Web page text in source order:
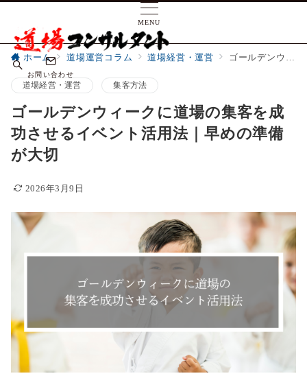
MENU
お問い合わせ
ホーム 道場運営コラム 道場経営・運営 ゴールデンウィークに道場の集客を成功させるイベント活用法｜早めの準備が大切
道場経営・運営 集客方法
ゴールデンウィークに道場の集客を成
功させるイベント活用法｜早めの準備
が大切
2026年3月9日